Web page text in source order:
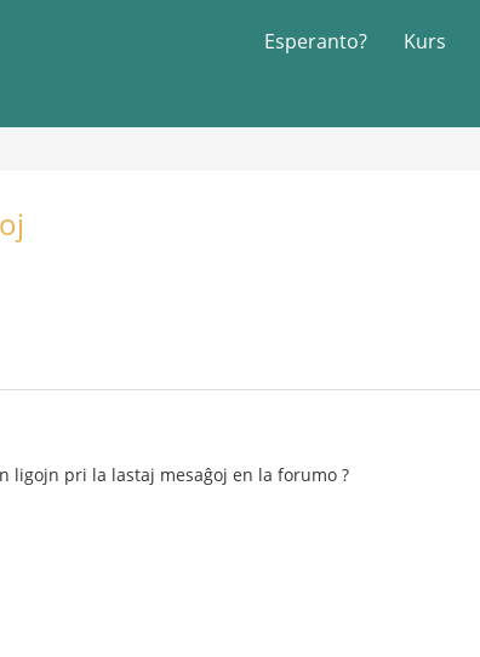
Esperanto? Kurs
ligojn pri la lastaj mesaĝoj en la forumo ?